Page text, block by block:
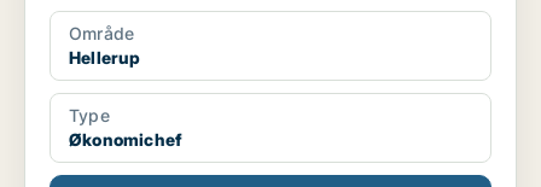
Område
Hellerup
Type
Økonomichef